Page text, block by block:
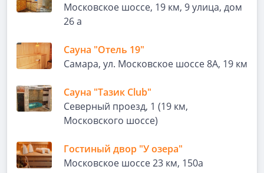
Московское шоссе, 19 км, 9 улица, дом
26 а
Сауна "Отель 19"
Самара, ул. Московское шоссе 8А, 19 км
Сауна "Тазик Club"
Северный проезд, 1 (19 км,
Московского шоссе)
Гостиный двор "У озера"
Московское шоссе 23 км, 150а